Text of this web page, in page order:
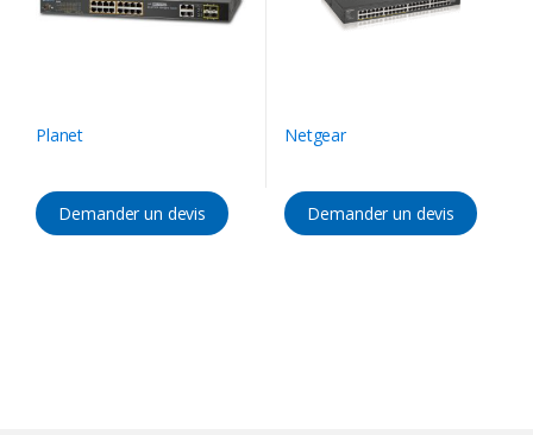
Planet
Demander un devis
Netgear
Demander un devis